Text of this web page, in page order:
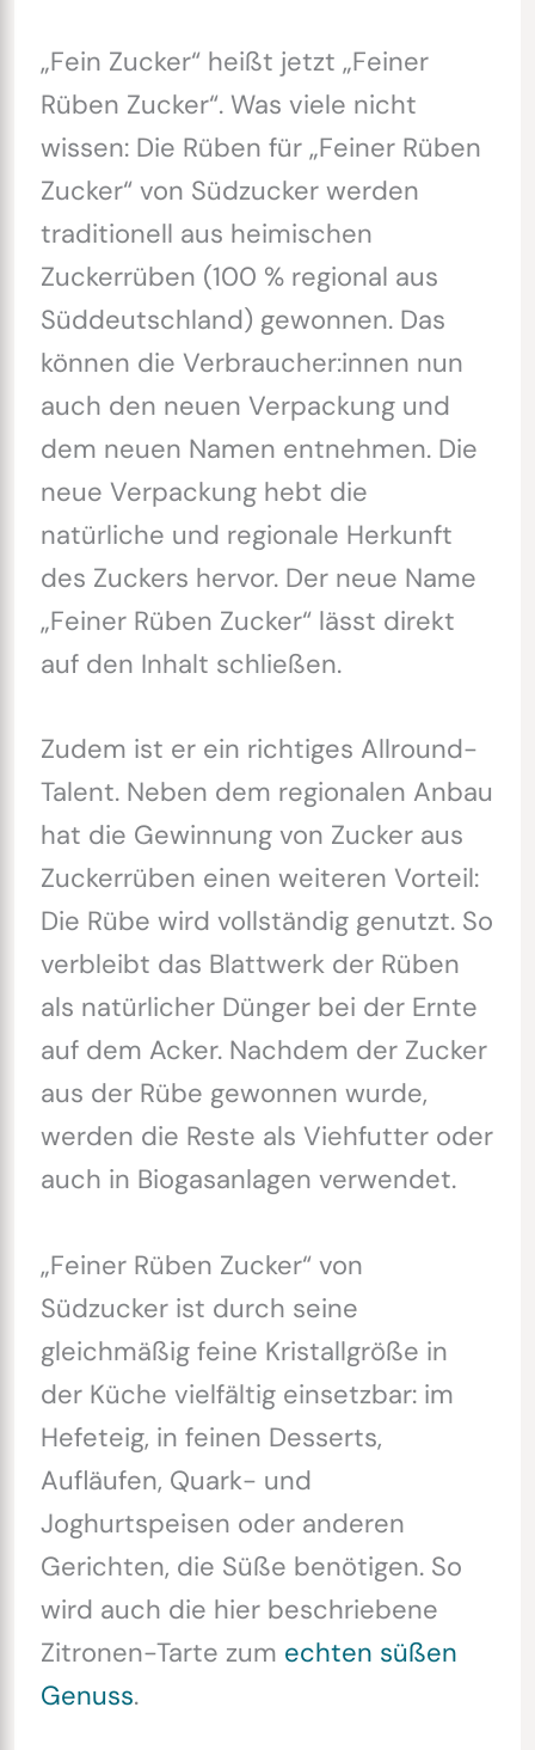
„Fein Zucker“ heißt jetzt „Feiner
Rüben Zucker“. Was viele nicht
wissen: Die Rüben für „Feiner Rüben
Zucker“ von Südzucker werden
traditionell aus heimischen
Zuckerrüben (100 % regional aus
Süddeutschland) gewonnen. Das
können die Verbraucher:innen nun
auch den neuen Verpackung und
dem neuen Namen entnehmen. Die
neue Verpackung hebt die
natürliche und regionale Herkunft
des Zuckers hervor. Der neue Name
„Feiner Rüben Zucker“ lässt direkt
auf den Inhalt schließen.
Zudem ist er ein richtiges Allround-
Talent. Neben dem regionalen Anbau
hat die Gewinnung von Zucker aus
Zuckerrüben einen weiteren Vorteil:
Die Rübe wird vollständig genutzt. So
verbleibt das Blattwerk der Rüben
als natürlicher Dünger bei der Ernte
auf dem Acker. Nachdem der Zucker
aus der Rübe gewonnen wurde,
werden die Reste als Viehfutter oder
auch in Biogasanlagen verwendet.
„Feiner Rüben Zucker“ von
Südzucker ist durch seine
gleichmäßig feine Kristallgröße in
der Küche vielfältig einsetzbar: im
Hefeteig, in feinen Desserts,
Aufläufen, Quark- und
Joghurtspeisen oder anderen
Gerichten, die Süße benötigen. So
wird auch die hier beschriebene
Zitronen-Tarte zum echten süßen
Genuss.